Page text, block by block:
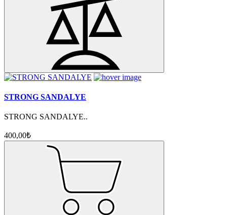
STRONG SANDALYE
STRONG SANDALYE..
400,00₺